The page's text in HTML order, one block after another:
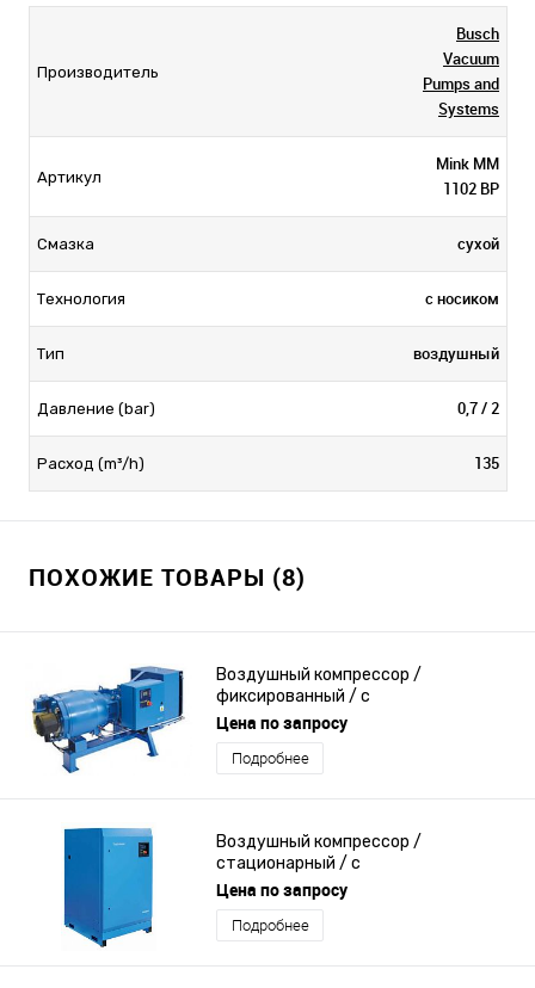
Производитель
Busch
Vacuum
Pumps and
Systems
Артикул
Mink MM
1102 BP
Смазка сухой
Технология с носиком
Тип воздушный
Давление (bar) 0,7 / 2
Расход (m³/h) 135
ПОХОЖИЕ ТОВАРЫ (8)
Воздушный компрессор /
фиксированный / с
электродвигателем / лопастный
Цена по запросу
Подробнее
Воздушный компрессор /
стационарный / с
электродвигателем / лопастный
Цена по запросу
Подробнее